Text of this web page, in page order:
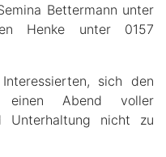
Bettermann unter
Henke unter 0157
sich den
einen Abend voller
Unterhaltung nicht zu